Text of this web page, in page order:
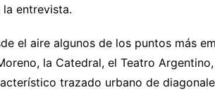
entrevista.
el aire algunos de los puntos más
la Catedral, el Teatro
trazado urbano de